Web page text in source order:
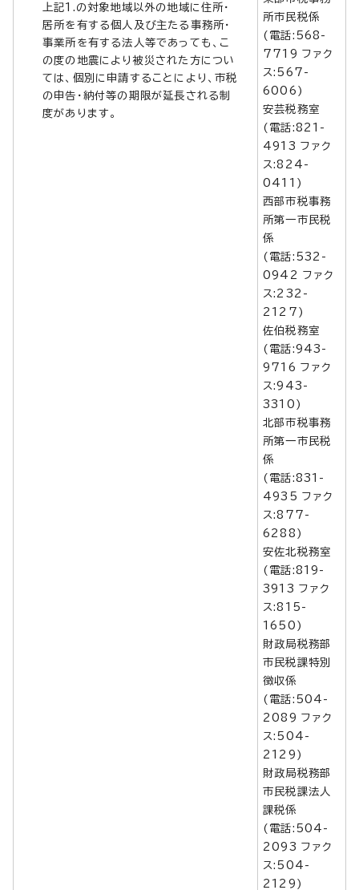
上記1.の対象地域以外の地域に住所・
居所を有する個人及び主たる事務所・
事業所を有する法人等であっても、こ
の度の地震により被災された方につい
ては、個別に申請することにより、市税
の申告・納付等の期限が延長される制
度があります。
所市民税係
(電話:568-
7719 ファク
ス:567-
6006)
安芸税務室
(電話:821-
4913 ファク
ス:824-
0411)
西部市税事務
所第一市民税
係
(電話:532-
0942 ファク
ス:232-
2127)
佐伯税務室
(電話:943-
9716 ファク
ス:943-
3310)
北部市税事務
所第一市民税
係
(電話:831-
4935 ファク
ス:877-
6288)
安佐北税務室
(電話:819-
3913 ファク
ス:815-
1650)
財政局税務部
市民税課特別
徴収係
(電話:504-
2089 ファク
ス:504-
2129)
財政局税務部
市民税課法人
課税係
(電話:504-
2093 ファク
ス:504-
2129)